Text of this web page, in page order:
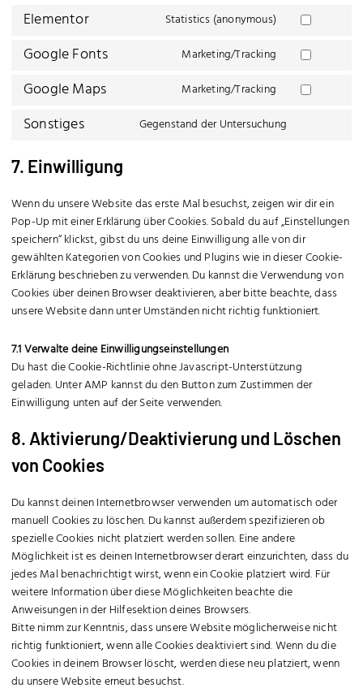
Elementor Statistics (anonymous)
Google Fonts Marketing/Tracking
Google Maps Marketing/Tracking
Sonstiges Gegenstand der Untersuchung
7. Einwilligung
Wenn du unsere Website das erste Mal besuchst, zeigen wir dir ein
Pop-Up mit einer Erklärung über Cookies. Sobald du auf „Einstellungen
speichern“ klickst, gibst du uns deine Einwilligung alle von dir
gewählten Kategorien von Cookies und Plugins wie in dieser Cookie-
Erklärung beschrieben zu verwenden. Du kannst die Verwendung von
Cookies über deinen Browser deaktivieren, aber bitte beachte, dass
unsere Website dann unter Umständen nicht richtig funktioniert.
7.1 Verwalte deine Einwilligungseinstellungen
Du hast die Cookie-Richtlinie ohne Javascript-Unterstützung
geladen. Unter AMP kannst du den Button zum Zustimmen der
Einwilligung unten auf der Seite verwenden.
8. Aktivierung/Deaktivierung und Löschen
von Cookies
Du kannst deinen Internetbrowser verwenden um automatisch oder
manuell Cookies zu löschen. Du kannst außerdem spezifizieren ob
spezielle Cookies nicht platziert werden sollen. Eine andere
Möglichkeit ist es deinen Internetbrowser derart einzurichten, dass du
jedes Mal benachrichtigt wirst, wenn ein Cookie platziert wird. Für
weitere Information über diese Möglichkeiten beachte die
Anweisungen in der Hilfesektion deines Browsers.
Bitte nimm zur Kenntnis, dass unsere Website möglicherweise nicht
richtig funktioniert, wenn alle Cookies deaktiviert sind. Wenn du die
Cookies in deinem Browser löscht, werden diese neu platziert, wenn
du unsere Website erneut besuchst.